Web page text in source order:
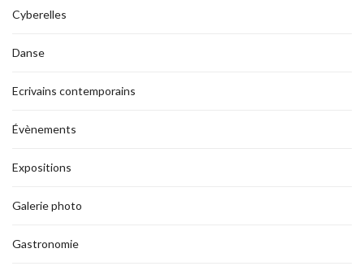
Cyberelles
Danse
Ecrivains contemporains
Évènements
Expositions
Galerie photo
Gastronomie